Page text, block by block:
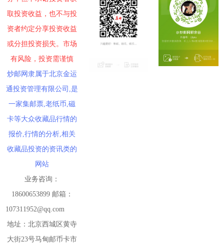
取投资收益，也不与投
资者约定分享投资收益
或分担投资损失。市场
有风险，投资需谨慎
炒邮网隶属于北京金运
通投资管理有限公司,是
一家集邮票,老纸币,磁
卡等大众收藏品行情的
报价,行情的分析,相关
收藏品投资的资讯类的
网站
业务咨询：
18600653899 邮箱：
107311952@qq.com
地址：北京西城区黄寺
大街23号马甸邮币卡市